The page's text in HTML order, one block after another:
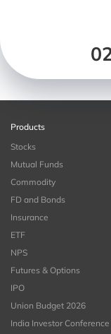
Products
Stocks
Mutual Funds
Commodity
FD and Bonds
Insurance
ETF
NPS
Futures & Options
IPO
Union Budget 2026
India Investor Conference